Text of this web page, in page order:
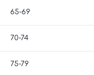
65-69
70-74
75-79